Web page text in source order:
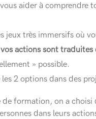
aider à comprendre
jeux très immersifs où
actions sont traduites
» possible.
2 options dans des
de formation, on a
dans leurs